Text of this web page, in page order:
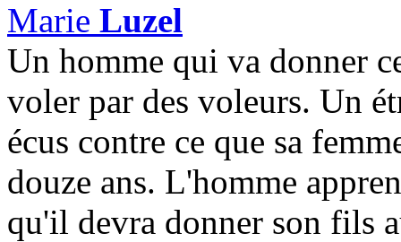
Marie Luzel
Un homme qui va donner
voler par des voleurs. Un
écus contre ce que sa
douze ans. L'homme
qu'il devra donner son fils